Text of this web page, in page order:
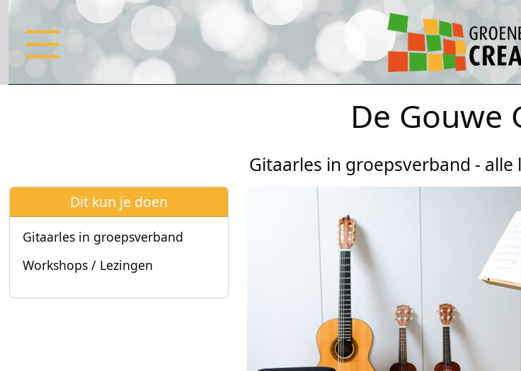
De Gouwe
Gitaarles in groepsverband -
Dit kun je doen
Gitaarles in groepsverband
Workshops / Lezingen